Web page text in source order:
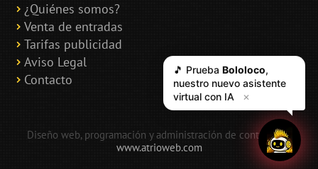
¿Quiénes somos?
Venta de entradas
Tarifas publicidad
Aviso Legal
Contacto
Diseño web, programación y administración de contenidos:
www.atrioweb.com
🎵 Prueba Bololoco,
nuestro nuevo asistente
virtual con IA
✕